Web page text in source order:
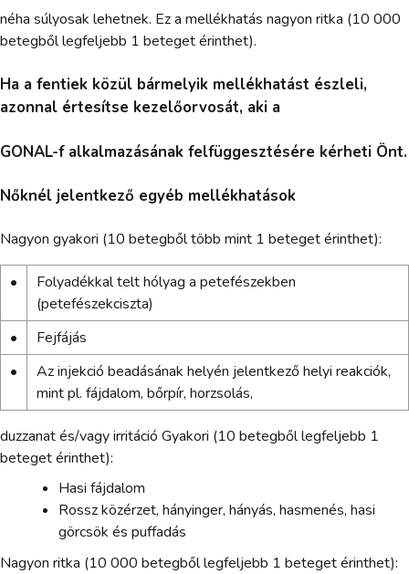
néha súlyosak lehetnek. Ez a mellékhatás nagyon ritka (10 000
betegből legfeljebb 1 beteget érinthet).
Ha a fentiek közül bármelyik mellékhatást észleli,
azonnal értesítse kezelőorvosát, aki a
GONAL-f alkalmazásának felfüggesztésére kérheti Önt.
Nőknél jelentkező egyéb mellékhatások
Nagyon gyakori (10 betegből több mint 1 beteget érinthet):
•
Folyadékkal telt hólyag a petefészekben
(petefészekciszta)
•
Fejfájás
•
Az injekció beadásának helyén jelentkező helyi reakciók,
mint pl. fájdalom, bőrpír, horzsolás,
duzzanat és/vagy irritáció Gyakori (10 betegből legfeljebb 1
beteget érinthet):
Hasi fájdalom
Rossz közérzet, hányinger, hányás, hasmenés, hasi
görcsök és puffadás
Nagyon ritka (10 000 betegből legfeljebb 1 beteget érinthet):